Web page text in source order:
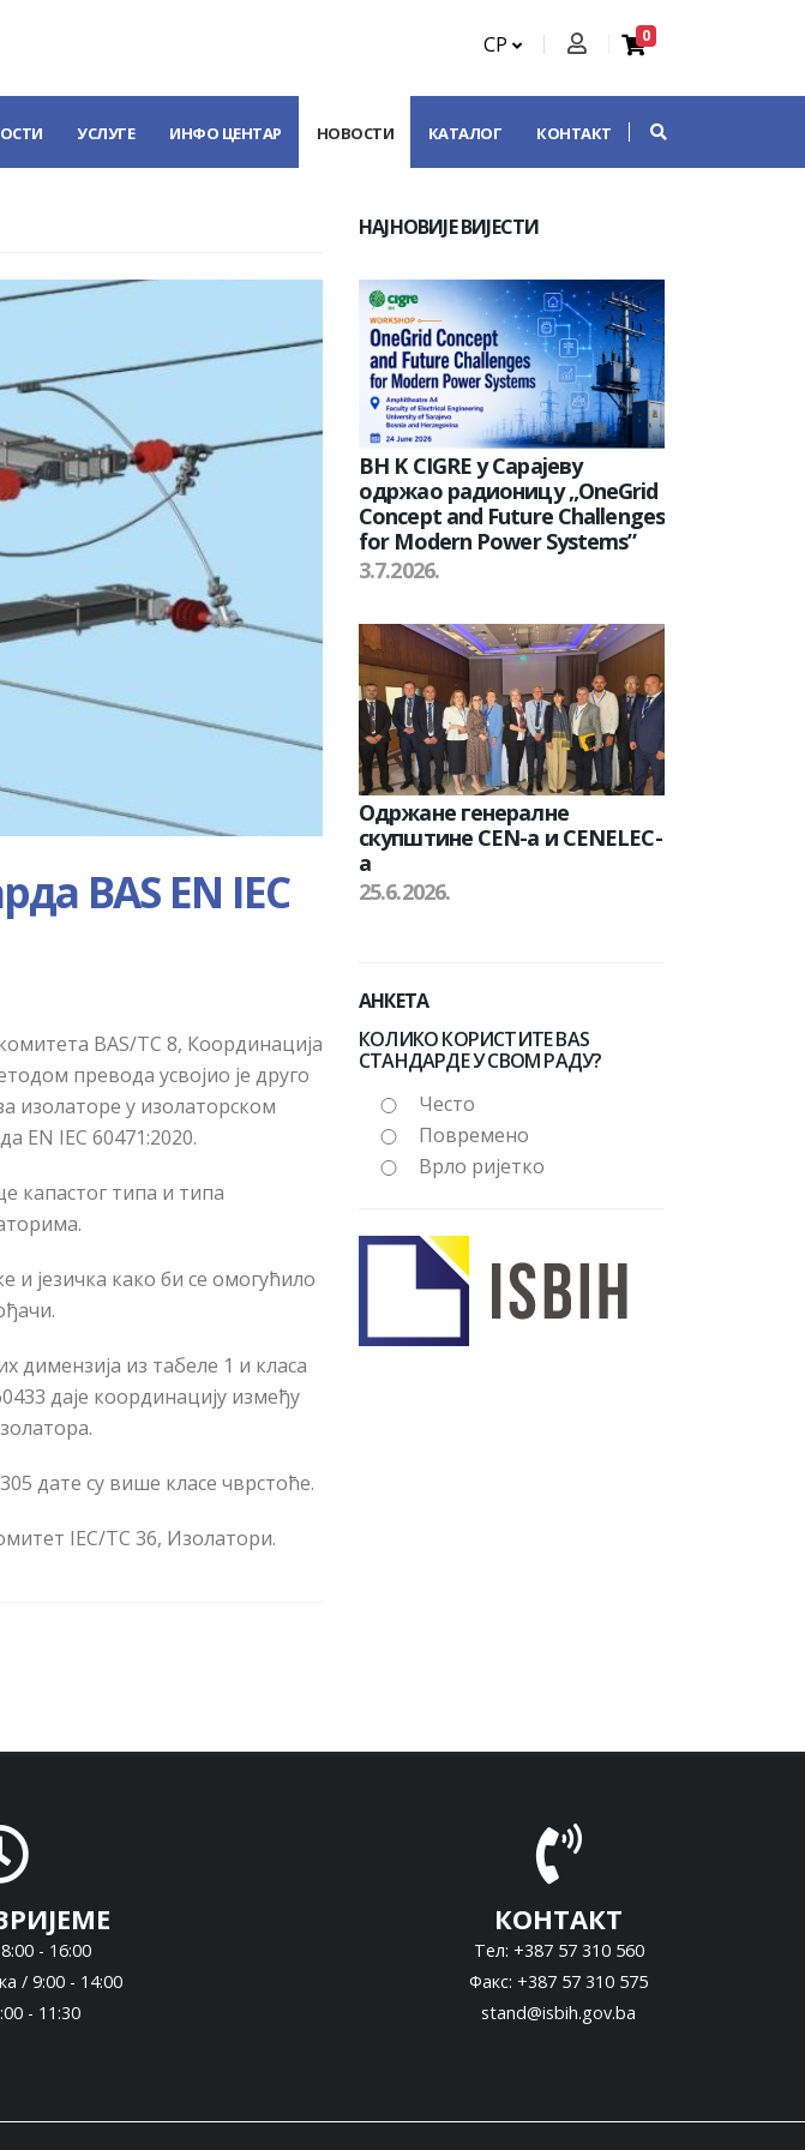
СР 0
УСЛУГЕ ИНФО ЦЕНТАР НОВОСТИ КАТАЛОГ КОНТАКТ
BAS EN IEC
BAS/TC 8, Координација
превода усвојио је друго
изолаторе у изолаторском
EN IEC 60471:2020.
капастог типа и типа
е и језичка како би се омогућило
из табеле 1 и класа
даје координацију између
дате су више класе чврстоће.
IEC/TC 36, Изолатори.
НАЈНОВИЈЕ ВИЈЕСТИ
BH K CIGRE у Сарајеву
одржао радионицу „OneGrid
Concept and Future Challenges
for Modern Power Systems”
3.7.2026.
Одржане генералне
скупштине CEN-а и CENELEC-
а
25.6.2026.
АНКЕТА
КОЛИКО КОРИСТИТЕ BAS
СТАНДАРДЕ У СВОМ РАДУ?
Често
Повремено
Врло ријетко
- 16:00
/ 9:00 - 14:00
- 11:30
КОНТАКТ
Тел: +387 57 310 560
Факс: +387 57 310 575
stand@isbih.gov.ba